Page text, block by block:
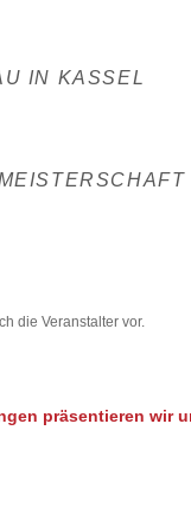
IN KASSEL
die Veranstalter vor.
präsentieren wir